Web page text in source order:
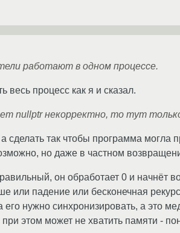
работают в одном процессе.
весь процесс как я и сказал.
nullptr некорректно, то тут
сделать так чтобы программа могла
но даже в частном
он обработает 0 и начнёт
или падение или бесконечная
нужно синхронизировать, а это
этом может не хватить памяти -